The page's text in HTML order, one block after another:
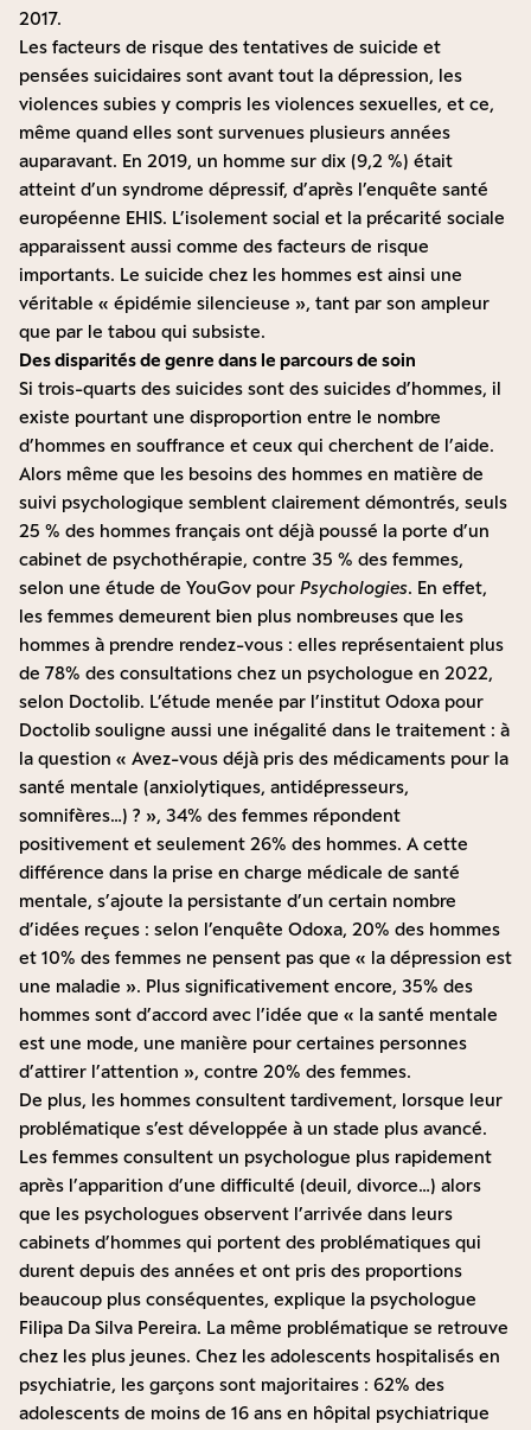
2017.
Les facteurs de risque des tentatives de suicide et
pensées suicidaires sont avant tout la dépression, les
violences subies y compris les violences sexuelles, et ce,
même quand elles sont survenues plusieurs années
auparavant. En 2019, un homme sur dix (9,2 %) était
atteint d’un syndrome dépressif, d’après l’enquête santé
européenne EHIS. L’isolement social et la précarité sociale
apparaissent aussi comme des facteurs de risque
importants. Le suicide chez les hommes est ainsi une
véritable « épidémie silencieuse », tant par son ampleur
que par le tabou qui subsiste.
Des disparités de genre dans le parcours de soin
Si trois-quarts des suicides sont des suicides d’hommes, il
existe pourtant une disproportion entre le nombre
d’hommes en souffrance et ceux qui cherchent de l’aide.
Alors même que les besoins des hommes en matière de
suivi psychologique semblent clairement démontrés, seuls
25 % des hommes français ont déjà poussé la porte d’un
cabinet de psychothérapie, contre 35 % des femmes,
selon une étude de YouGov pour Psychologies. En effet,
les femmes demeurent bien plus nombreuses que les
hommes à prendre rendez-vous : elles représentaient plus
de 78% des consultations chez un psychologue en 2022,
selon Doctolib. L’étude menée par l’institut Odoxa pour
Doctolib souligne aussi une inégalité dans le traitement : à
la question « Avez-vous déjà pris des médicaments pour la
santé mentale (anxiolytiques, antidépresseurs,
somnifères…) ? », 34% des femmes répondent
positivement et seulement 26% des hommes. A cette
différence dans la prise en charge médicale de santé
mentale, s’ajoute la persistante d’un certain nombre
d’idées reçues : selon l’enquête Odoxa, 20% des hommes
et 10% des femmes ne pensent pas que « la dépression est
une maladie ». Plus significativement encore, 35% des
hommes sont d’accord avec l’idée que « la santé mentale
est une mode, une manière pour certaines personnes
d’attirer l’attention », contre 20% des femmes.
De plus, les hommes consultent tardivement, lorsque leur
problématique s’est développée à un stade plus avancé.
Les femmes consultent un psychologue plus rapidement
après l’apparition d’une difficulté (deuil, divorce…) alors
que les psychologues observent l’arrivée dans leurs
cabinets d’hommes qui portent des problématiques qui
durent depuis des années et ont pris des proportions
beaucoup plus conséquentes, explique la psychologue
Filipa Da Silva Pereira. La même problématique se retrouve
chez les plus jeunes. Chez les adolescents hospitalisés en
psychiatrie, les garçons sont majoritaires : 62% des
adolescents de moins de 16 ans en hôpital psychiatrique